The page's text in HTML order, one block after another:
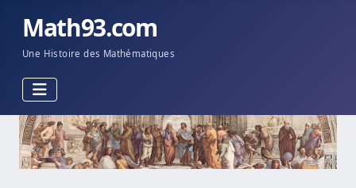
Math93.com
Une Histoire des Mathématiques